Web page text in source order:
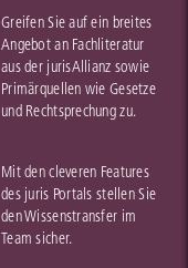
Greifen Sie auf ein breites
Angebot an Fachliteratur
aus der jurisAllianz sowie
Primärquellen wie Gesetze
und Rechtsprechung zu.
Mit den cleveren Features
des juris Portals stellen Sie
den Wissenstransfer im
Team sicher.